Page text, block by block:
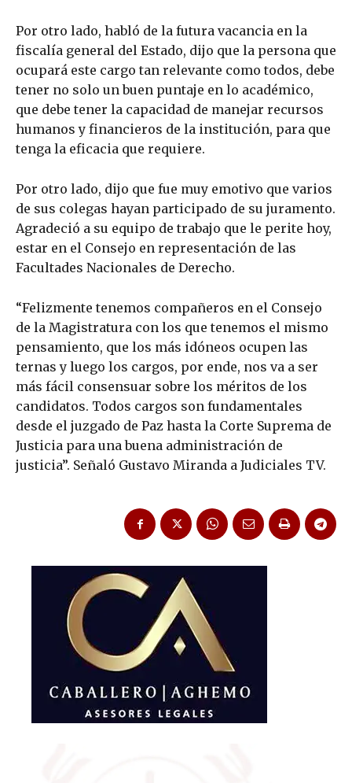
Por otro lado, habló de la futura vacancia en la
fiscalía general del Estado, dijo que la persona que
ocupará este cargo tan relevante como todos, debe
tener no solo un buen puntaje en lo académico,
que debe tener la capacidad de manejar recursos
humanos y financieros de la institución, para que
tenga la eficacia que requiere.
Por otro lado, dijo que fue muy emotivo que varios
de sus colegas hayan participado de su juramento.
Agradeció a su equipo de trabajo que le perite hoy,
estar en el Consejo en representación de las
Facultades Nacionales de Derecho.
“Felizmente tenemos compañeros en el Consejo
de la Magistratura con los que tenemos el mismo
pensamiento, que los más idóneos ocupen las
ternas y luego los cargos, por ende, nos va a ser
más fácil consensuar sobre los méritos de los
candidatos. Todos cargos son fundamentales
desde el juzgado de Paz hasta la Corte Suprema de
Justicia para una buena administración de
justicia”. Señaló Gustavo Miranda a Judiciales TV.